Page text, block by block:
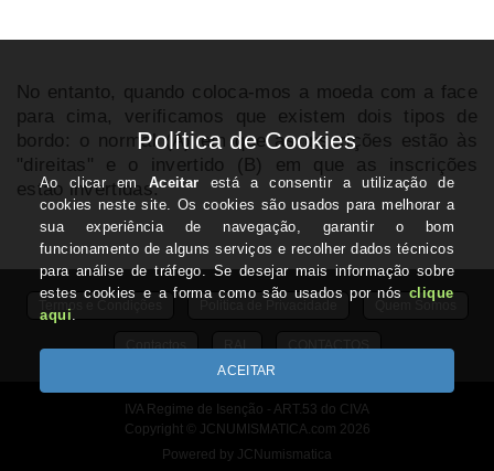
No entanto, quando coloca-mos a moeda com a face
para cima, verificamos que existem dois tipos de
bordo: o normal (A) em que as inscrições estão às
"direitas" e o invertido (B) em que as inscrições
estão invertidas.
Termos e Condições Quem Somos
Contactos RAL CONTACTOS
IVA Regime de Isenção - ART.53 do CIVA
Copyright © JCNUMISMATICA.com 2026
Powered by JCNumismatica